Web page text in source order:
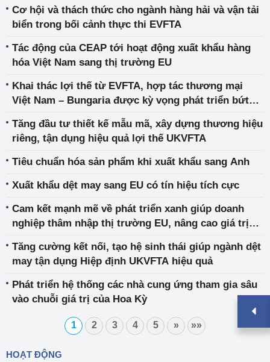
Cơ hội và thách thức cho ngành hàng hải và vận tải
biển trong bối cảnh thực thi EVFTA
Tác động của CEAP tới hoạt động xuất khẩu hàng
hóa Việt Nam sang thị trường EU
Khai thác lợi thế từ EVFTA, hợp tác thương mại
Việt Nam – Bungaria được kỳ vọng phát triển bứt
Tăng đầu tư thiết kế mẫu mã, xây dựng thương hiệu
riêng, tận dụng hiệu quả lợi thế UKVFTA
Tiêu chuẩn hóa sản phẩm khi xuất khẩu sang Anh
Xuất khẩu dệt may sang EU có tín hiệu tích cực
Cam kết mạnh mẽ về phát triển xanh giúp doanh
nghiệp thâm nhập thị trường EU, nâng cao giá trị
Tăng cường kết nối, tạo hệ sinh thái giúp ngành dệt
may tận dụng Hiệp định UKVFTA hiệu quả
Phát triển hệ thống các nhà cung ứng tham gia sâu
vào chuỗi giá trị của Hoa Kỳ
1 2 3 4 5 » »»
HOẠT ĐỘNG